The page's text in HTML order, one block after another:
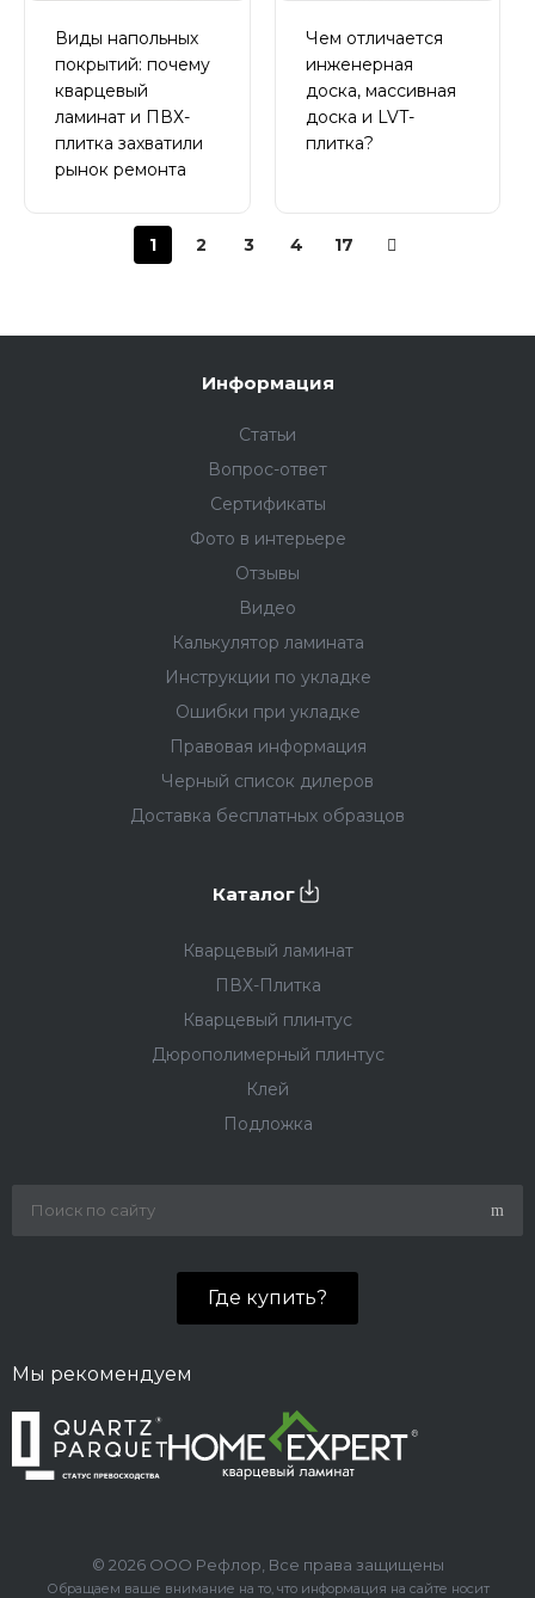
Виды напольных
покрытий: почему
кварцевый
ламинат и ПВХ-
плитка захватили
рынок ремонта
Чем отличается
инженерная
доска, массивная
доска и LVT-
плитка?
1 2 3 4 17
Информация
Статьи
Вопрос-ответ
Сертификаты
Фото в интерьере
Отзывы
Видео
Калькулятор ламината
Инструкции по укладке
Ошибки при укладке
Правовая информация
Черный список дилеров
Доставка бесплатных образцов
Каталог
Кварцевый ламинат
ПВХ-Плитка
Кварцевый плинтус
Дюрополимерный плинтус
Клей
Подложка
Где купить?
Мы рекомендуем
© 2026 ООО Рефлор, Все права защищены
Обращаем ваше внимание на то, что информация на сайте носит